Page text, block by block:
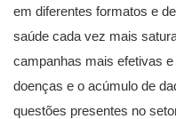
em diferentes formatos e
saúde cada vez mais
campanhas mais efetivas
doenças e o acúmulo de
questões presentes no